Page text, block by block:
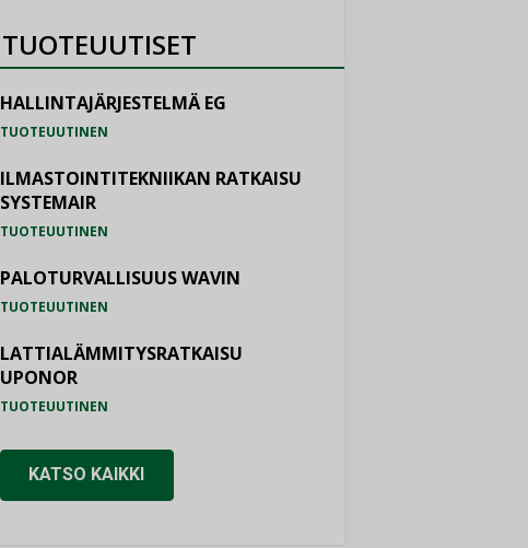
TUOTEUUTISET
HALLINTAJÄRJESTELMÄ EG
TUOTEUUTINEN
ILMASTOINTITEKNIIKAN RATKAISU
SYSTEMAIR
TUOTEUUTINEN
PALOTURVALLISUUS WAVIN
TUOTEUUTINEN
LATTIALÄMMITYSRATKAISU
UPONOR
TUOTEUUTINEN
KATSO KAIKKI